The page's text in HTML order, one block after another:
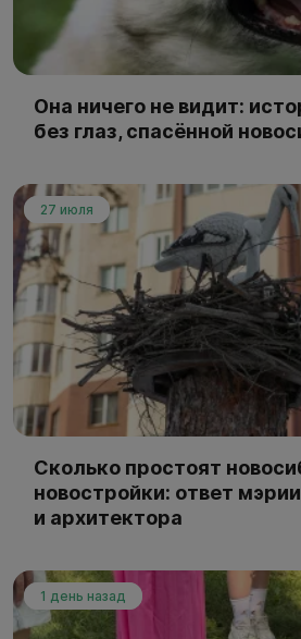
Она ничего не видит:
без глаз, спасённой
27 июля
Сколько простоят
новостройки: ответ мэрии
и архитектора
1 день назад